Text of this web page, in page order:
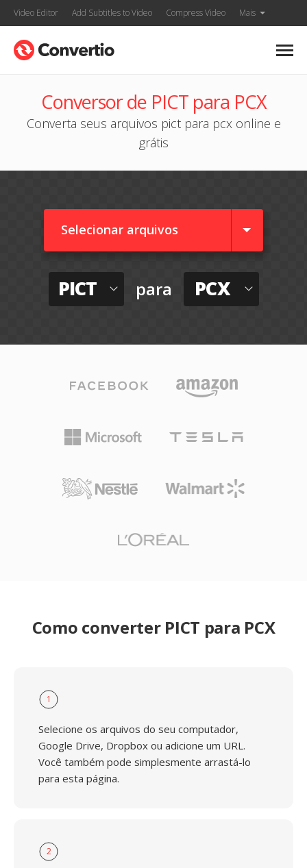
Video Editor Add Subtitles to Video Compress Video Mais
Conversor de PICT para PCX
Converta seus arquivos pict para pcx online e
grátis
Selecionar arquivos
PICT para PCX
Como converter PICT para PCX
1
Selecione os arquivos do seu computador,
Google Drive, Dropbox ou adicione um URL.
Você também pode simplesmente arrastá-lo
para esta página.
2